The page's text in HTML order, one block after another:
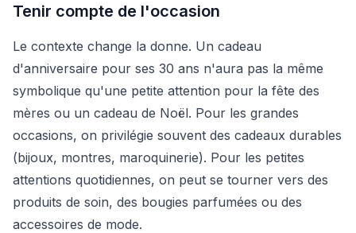
Tenir compte de l'occasion
Le contexte change la donne. Un cadeau
d'anniversaire pour ses 30 ans n'aura pas la même
symbolique qu'une petite attention pour la fête des
mères ou un cadeau de Noël. Pour les grandes
occasions, on privilégie souvent des cadeaux durables
(bijoux, montres, maroquinerie). Pour les petites
attentions quotidiennes, on peut se tourner vers des
produits de soin, des bougies parfumées ou des
accessoires de mode.